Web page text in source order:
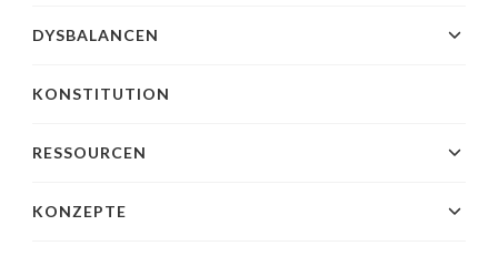
DYSBALANCEN
KONSTITUTION
RESSOURCEN
KONZEPTE